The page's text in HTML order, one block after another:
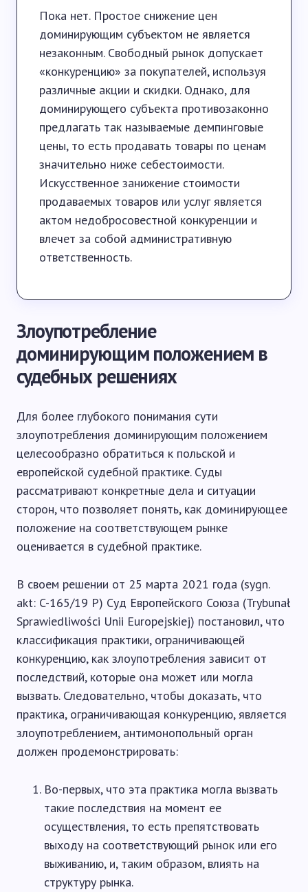
Пока нет. Простое снижение цен
доминирующим субъектом не является
незаконным. Свободный рынок допускает
«конкуренцию» за покупателей, используя
различные акции и скидки. Однако, для
доминирующего субъекта противозаконно
предлагать так называемые демпинговые
цены, то есть продавать товары по ценам
значительно ниже себестоимости.
Искусственное занижение стоимости
продаваемых товаров или услуг является
актом недобросовестной конкуренции и
влечет за собой административную
ответственность.
Злоупотребление
доминирующим положением в
судебных решениях
Для более глубокого понимания сути
злоупотребления доминирующим положением
целесообразно обратиться к польской и
европейской судебной практике. Суды
рассматривают конкретные дела и ситуации
сторон, что позволяет понять, как доминирующее
положение на соответствующем рынке
оценивается в судебной практике.
В своем решении от 25 марта 2021 года (sygn.
akt: C-165/19 P) Суд Европейского Союза (Trybunał
Sprawiedliwości Unii Europejskiej) постановил, что
классификация практики, ограничивающей
конкуренцию, как злоупотребления зависит от
последствий, которые она может или могла
вызвать. Следовательно, чтобы доказать, что
практика, ограничивающая конкуренцию, является
злоупотреблением, антимонопольный орган
должен продемонстрировать:
Во-первых, что эта практика могла вызвать
такие последствия на момент ее
осуществления, то есть препятствовать
выходу на соответствующий рынок или его
выживанию, и, таким образом, влиять на
структуру рынка.